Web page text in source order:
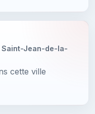
Jean-de-la-
cette ville